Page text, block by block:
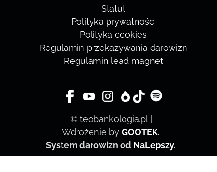
Statut
Polityka prywatności
Polityka cookies
Regulamin przekazywania darowizn
Regulamin lead magnet
© teobankologia.pl |
Wdrożenie by GOOTEK.
System darowizn od NaLepszy.